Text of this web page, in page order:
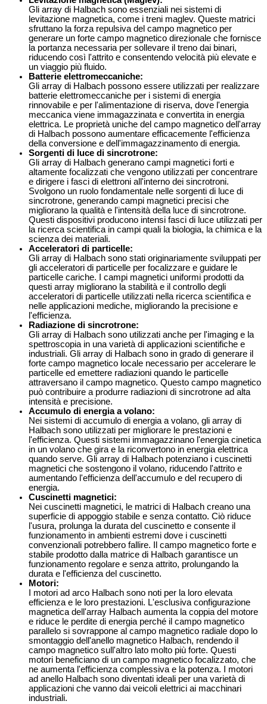
Gli array di Halbach sono essenziali nei sistemi di
levitazione magnetica, come i treni maglev. Queste matrici
sfruttano la forza repulsiva del campo magnetico per
generare un forte campo magnetico direzionale che fornisce
la portanza necessaria per sollevare il treno dai binari,
riducendo così l'attrito e consentendo velocità più elevate e
un viaggio più fluido.
Batterie elettromeccaniche:
Gli array di Halbach possono essere utilizzati per realizzare
batterie elettromeccaniche per i sistemi di energia
rinnovabile e per l'alimentazione di riserva, dove l'energia
meccanica viene immagazzinata e convertita in energia
elettrica. Le proprietà uniche del campo magnetico dell'array
di Halbach possono aumentare efficacemente l'efficienza
della conversione e dell'immagazzinamento di energia.
Sorgenti di luce di sincrotrone:
Gli array di Halbach generano campi magnetici forti e
altamente focalizzati che vengono utilizzati per concentrare
e dirigere i fasci di elettroni all'interno dei sincrotroni.
Svolgono un ruolo fondamentale nelle sorgenti di luce di
sincrotrone, generando campi magnetici precisi che
migliorano la qualità e l'intensità della luce di sincrotrone.
Questi dispositivi producono intensi fasci di luce utilizzati per
la ricerca scientifica in campi quali la biologia, la chimica e la
scienza dei materiali.
Acceleratori di particelle:
Gli array di Halbach sono stati originariamente sviluppati per
gli acceleratori di particelle per focalizzare e guidare le
particelle cariche. I campi magnetici uniformi prodotti da
questi array migliorano la stabilità e il controllo degli
acceleratori di particelle utilizzati nella ricerca scientifica e
nelle applicazioni mediche, migliorando la precisione e
l'efficienza.
Radiazione di sincrotrone:
Gli array di Halbach sono utilizzati anche per l'imaging e la
spettroscopia in una varietà di applicazioni scientifiche e
industriali. Gli array di Halbach sono in grado di generare il
forte campo magnetico locale necessario per accelerare le
particelle ed emettere radiazioni quando le particelle
attraversano il campo magnetico. Questo campo magnetico
può contribuire a produrre radiazioni di sincrotrone ad alta
intensità e precisione.
Accumulo di energia a volano:
Nei sistemi di accumulo di energia a volano, gli array di
Halbach sono utilizzati per migliorare le prestazioni e
l'efficienza. Questi sistemi immagazzinano l'energia cinetica
in un volano che gira e la riconvertono in energia elettrica
quando serve. Gli array di Halbach potenziano i cuscinetti
magnetici che sostengono il volano, riducendo l'attrito e
aumentando l'efficienza dell'accumulo e del recupero di
energia.
Cuscinetti magnetici:
Nei cuscinetti magnetici, le matrici di Halbach creano una
superficie di appoggio stabile e senza contatto. Ciò riduce
l'usura, prolunga la durata del cuscinetto e consente il
funzionamento in ambienti estremi dove i cuscinetti
convenzionali potrebbero fallire. Il campo magnetico forte e
stabile prodotto dalla matrice di Halbach garantisce un
funzionamento regolare e senza attrito, prolungando la
durata e l'efficienza del cuscinetto.
Motori:
I motori ad arco Halbach sono noti per la loro elevata
efficienza e le loro prestazioni. L'esclusiva configurazione
magnetica dell'array Halbach aumenta la coppia del motore
e riduce le perdite di energia perché il campo magnetico
parallelo si sovrappone al campo magnetico radiale dopo lo
smontaggio dell'anello magnetico Halbach, rendendo il
campo magnetico sull'altro lato molto più forte. Questi
motori beneficiano di un campo magnetico focalizzato, che
ne aumenta l'efficienza complessiva e la potenza. I motori
ad anello Halbach sono diventati ideali per una varietà di
applicazioni che vanno dai veicoli elettrici ai macchinari
industriali.